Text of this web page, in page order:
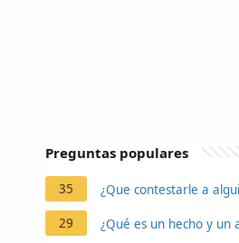
Preguntas populares
35 ¿Que contestarle a
29 ¿Qué es un hecho y un